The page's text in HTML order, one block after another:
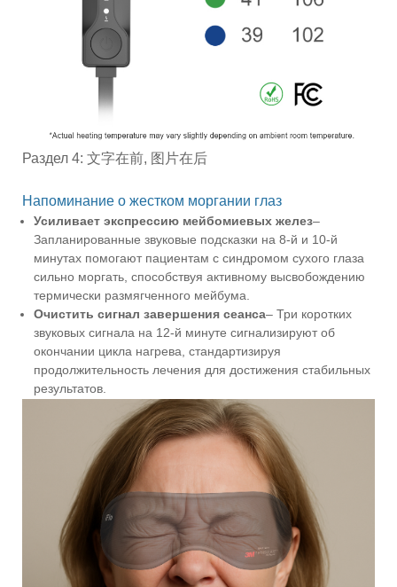
Раздел 4: 文字在前, 图片在后
Напоминание о жестком моргании глаз
Усиливает экспрессию мейбомиевых желез–
Запланированные звуковые подсказки на 8-й и 10-й
минутах помогают пациентам с синдромом сухого глаза
сильно моргать, способствуя активному высвобождению
термически размягченного мейбума.
Очистить сигнал завершения сеанса– Три коротких
звуковых сигнала на 12-й минуте сигнализируют об
окончании цикла нагрева, стандартизируя
продолжительность лечения для достижения стабильных
результатов.